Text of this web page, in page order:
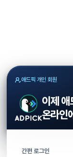
애드픽 개인 회원
이제 애
온라인
간편 로그인